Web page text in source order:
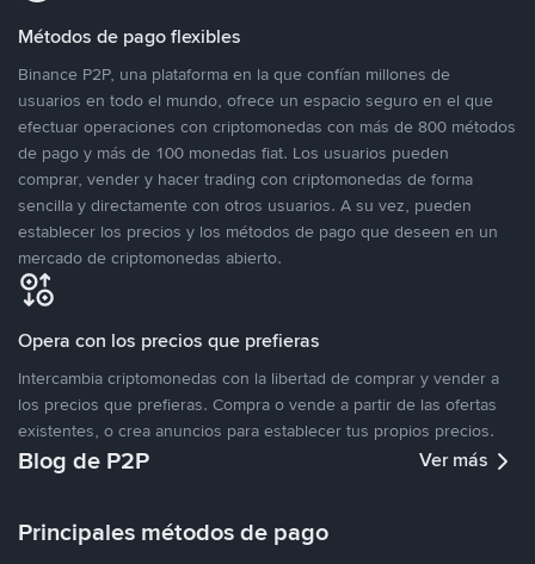
Métodos de pago flexibles
Binance P2P, una plataforma en la que confían millones de
usuarios en todo el mundo, ofrece un espacio seguro en el que
efectuar operaciones con criptomonedas con más de 800 métodos
de pago y más de 100 monedas fiat. Los usuarios pueden
comprar, vender y hacer trading con criptomonedas de forma
sencilla y directamente con otros usuarios. A su vez, pueden
establecer los precios y los métodos de pago que deseen en un
mercado de criptomonedas abierto.
Opera con los precios que prefieras
Intercambia criptomonedas con la libertad de comprar y vender a
los precios que prefieras. Compra o vende a partir de las ofertas
existentes, o crea anuncios para establecer tus propios precios.
Blog de P2P Ver más
Principales métodos de pago